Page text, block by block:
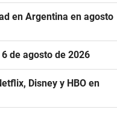
en Argentina en agosto
de agosto de 2026
Disney y HBO en